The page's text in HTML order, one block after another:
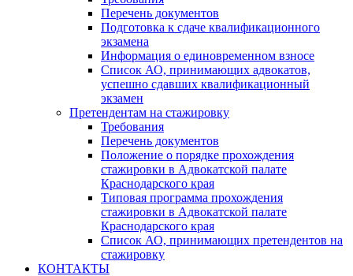
Перечень документов
Подготовка к сдаче квалификационного
экзамена
Информация о единовременном взносе
Список АО, принимающих адвокатов,
успешно сдавших квалификационный
экзамен
Претендентам на стажировку
Требования
Перечень документов
Положение о порядке прохождения
стажировки в Адвокатской палате
Краснодарского края
Типовая программа прохождения
стажировки в Адвокатской палате
Краснодарского края
Список АО, принимающих претендентов на
стажировку
КОНТАКТЫ